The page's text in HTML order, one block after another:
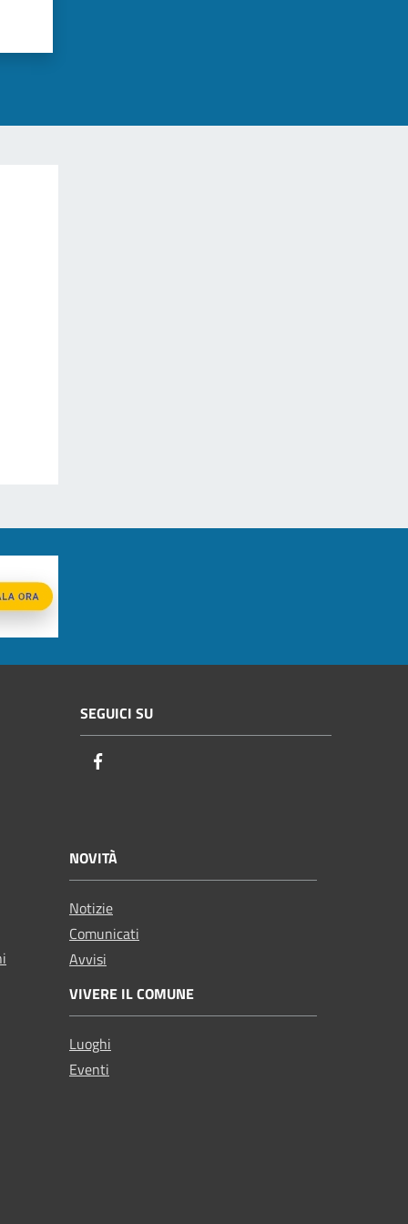
SEGUICI SU
NOVITÀ
Notizie
Comunicati
Avvisi
VIVERE IL COMUNE
Luoghi
Eventi